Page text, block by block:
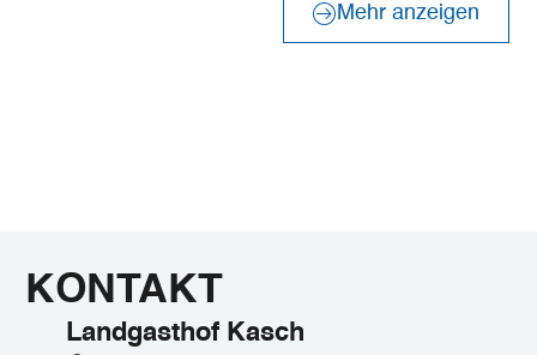
Mehr anzeigen
KONTAKT
Landgasthof Kasch